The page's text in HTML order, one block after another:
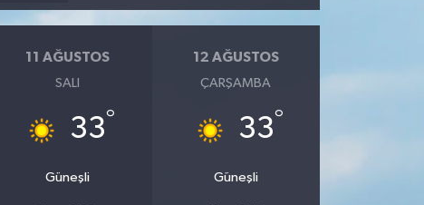
11 AĞUSTOS
SALI
33°
Güneşli
12 AĞUSTOS
ÇARŞAMBA
33°
Güneşli